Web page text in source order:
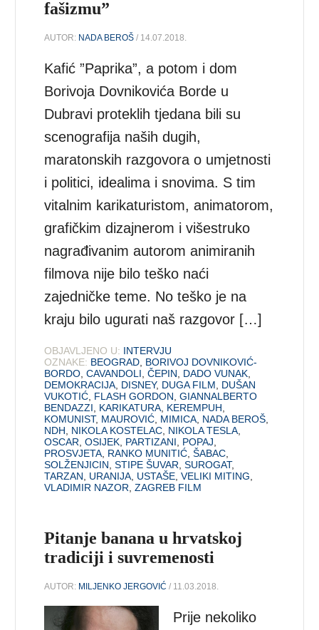
fašizmu”
AUTOR: NADA BEROŠ / 14.07.2018.
Kafić ”Paprika”, a potom i dom
Borivoja Dovnikovića Borde u
Dubravi proteklih tjedana bili su
scenografija naših dugih,
maratonskih razgovora o umjetnosti
i politici, idealima i snovima. S tim
vitalnim karikaturistom, animatorom,
grafičkim dizajnerom i višestruko
nagrađivanim autorom animiranih
filmova nije bilo teško naći
zajedničke teme. No teško je na
kraju bilo ugurati naš razgovor […]
OBJAVLJENO U: INTERVJU
OZNAKE: BEOGRAD BORIVOJ DOVNIKOVIĆ-
BORDO ,CAVANDOLI ,ČEPIN DADO VUNAK
DEMOKRACIJA DISNEY, DUGA FILM
DUŠAN
VUKOTIĆ FLASH GORDON ,GIANNALBERTO
BENDAZZI
KARIKATURA KEREMPUH
KOMUNIST, MAUROVIĆ MIMICA NADA BEROŠ
NDH
NIKOLA KOSTELAC NIKOLA TESLA
OSCAR ,OSIJEK PARTIZANI POPAJ
PROSVJETA RANKO MUNITIĆ ,ŠABAC
SOLŽENJICIN ,STIPE ŠUVAR ,SUROGAT,
TARZAN
URANIJA USTAŠE ,VELIKI MITING
VLADIMIR NAZOR ,ZAGREB FILM
Pitanje banana u hrvatskoj
tradiciji i suvremenosti
AUTOR: MILJENKO JERGOVIĆ / 11.03.2018.
Prije nekoliko